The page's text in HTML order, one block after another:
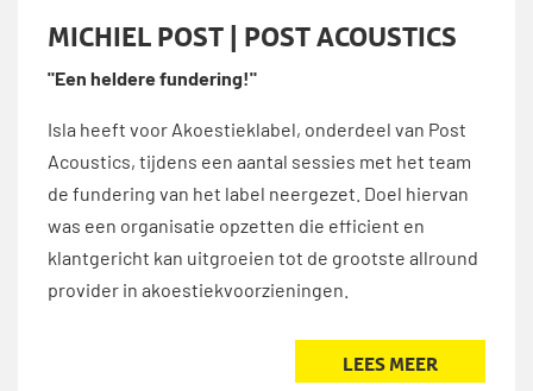
MICHIEL POST | POST ACOUSTICS
"Een heldere fundering!"
Isla heeft voor Akoestieklabel, onderdeel van Post
Acoustics, tijdens een aantal sessies met het team
de fundering van het label neergezet. Doel hiervan
was een organisatie opzetten die efficient en
klantgericht kan uitgroeien tot de grootste allround
provider in akoestiekvoorzieningen.
LEES MEER